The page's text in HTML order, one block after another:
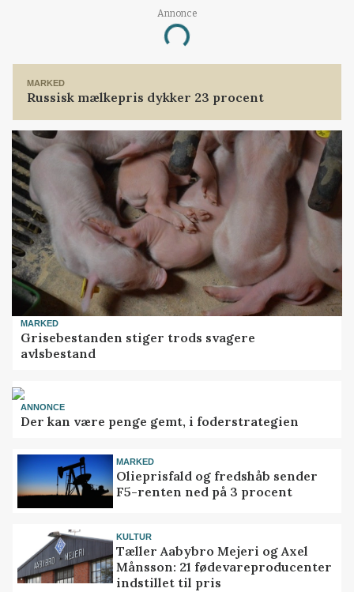
Annonce
Loading...
MARKED
Russisk mælkepris dykker 23 procent
MARKED
Grisebestanden stiger trods svagere
avlsbestand
ANNONCE
Der kan være penge gemt, i foderstrategien
MARKED
Olieprisfald og fredshåb sender
F5-renten ned på 3 procent
KULTUR
Tæller Aabybro Mejeri og Axel
Månsson: 21 fødevareproducenter
indstillet til pris